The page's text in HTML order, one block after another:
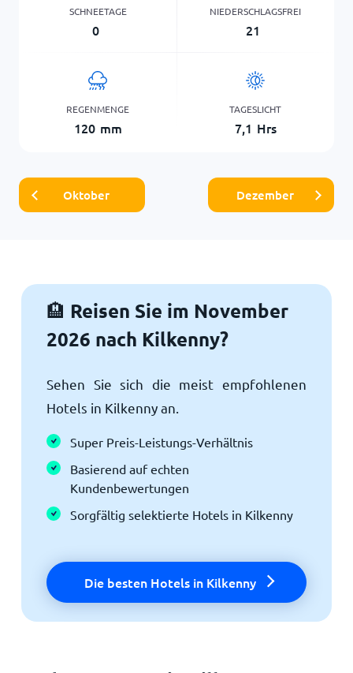
SCHNEETAGE
0
NIEDERSCHLAGSFREI
21
REGENMENGE
120 mm
TAGESLICHT
7,1 Hrs
Oktober Dezember
🏨 Reisen Sie im November
2026 nach Kilkenny?
Sehen Sie sich die meist empfohlenen
Hotels in Kilkenny an.
Super Preis-Leistungs-Verhältnis
Basierend auf echten
Kundenbewertungen
Sorgfältig selektierte Hotels in Kilkenny
Die besten Hotels in Kilkenny